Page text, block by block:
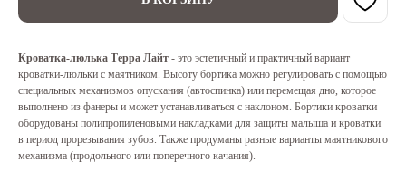
Кроватка-люлька Терра Лайт - это эстетичный и практичный вариант
кроватки-люльки с маятником. Высоту бортика можно регулировать с помощью
специальных механизмов опускания (автоспинка) или перемещая дно, которое
выполнено из фанеры и может устанавливаться с наклоном. Бортики кроватки
оборудованы полипропиленовыми накладками для защиты малыша и кроватки
в период прорезывания зубов. Также продуманы разные варианты маятникового
механизма (продольного или поперечного качания).